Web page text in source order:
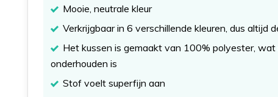
Mooie, neutrale kleur
Verkrijgbaar in 6 verschillende kleuren, dus altijd
Het kussen is gemaakt van 100% polyester, wat
onderhouden is
Stof voelt superfijn aan